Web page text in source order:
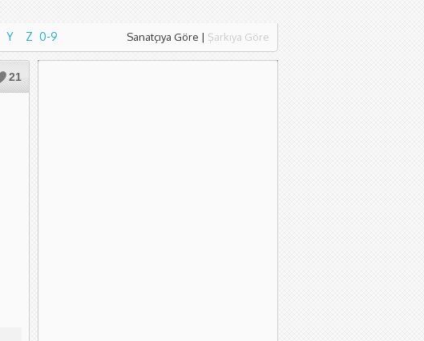
Y Z 0-9
Y Z 0-9
Sanatçıya Göre | Şarkıya Göre
21